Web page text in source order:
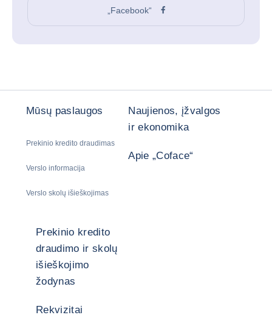
„Facebook“
Mūsų paslaugos
Prekinio kredito draudimas
Verslo informacija
Verslo skolų išieškojimas
Naujienos, įžvalgos
ir ekonomika
Apie „Coface“
Prekinio kredito
draudimo ir skolų
išieškojimo
žodynas
Rekvizitai